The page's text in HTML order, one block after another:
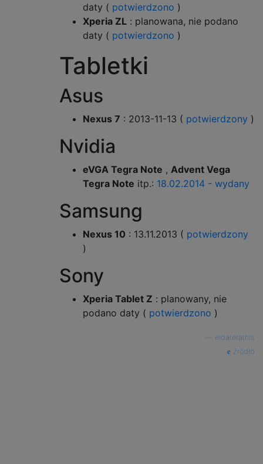
daty ( potwierdzono )
Xperia ZL : planowana, nie podano
daty ( potwierdzono )
Tabletki
Asus
Nexus 7 : 2013-11-13 ( potwierdzony )
Nvidia
eVGA Tegra Note , Advent Vega
Tegra Note itp.: 18.02.2014 - wydany
Samsung
Nexus 10 : 13.11.2013 ( potwierdzony
)
Sony
Xperia Tablet Z : planowany, nie
podano daty ( potwierdzono )
eldarerathis
źródło